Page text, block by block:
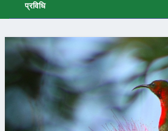
प्रविधि